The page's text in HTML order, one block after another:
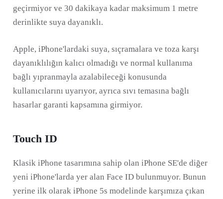
geçirmiyor ve 30 dakikaya kadar maksimum 1 metre
derinlikte suya dayanıklı.
Apple, iPhone'lardaki suya, sıçramalara ve toza karşı
dayanıklılığın kalıcı olmadığı ve normal kullanıma
bağlı yıpranmayla azalabileceği konusunda
kullanıcılarını uyarıyor, ayrıca sıvı temasına bağlı
hasarlar garanti kapsamına girmiyor.
Touch ID
Klasik iPhone tasarımına sahip olan iPhone SE'de diğer
yeni iPhone'larda yer alan Face ID bulunmuyor. Bunun
yerine ilk olarak iPhone 5s modelinde karşımıza çıkan